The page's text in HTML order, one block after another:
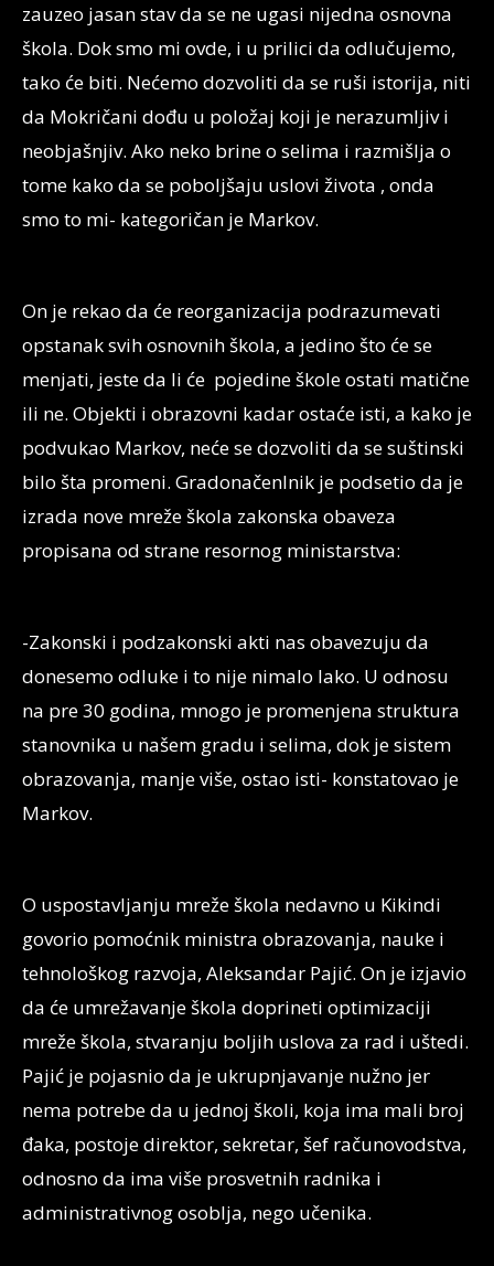
zauzeo jasan stav da se ne ugasi nijedna osnovna
škola. Dok smo mi ovde, i u prilici da odlučujemo,
tako će biti. Nećemo dozvoliti da se ruši istorija, niti
da Mokričani dođu u položaj koji je nerazumljiv i
neobjašnjiv. Ako neko brine o selima i razmišlja o
tome kako da se poboljšaju uslovi života , onda
smo to mi- kategoričan je Markov.
On je rekao da će reorganizacija podrazumevati
opstanak svih osnovnih škola, a jedino što će se
menjati, jeste da li će pojedine škole ostati matične
ili ne. Objekti i obrazovni kadar ostaće isti, a kako je
podvukao Markov, neće se dozvoliti da se suštinski
bilo šta promeni. Gradonačenlnik je podsetio da je
izrada nove mreže škola zakonska obaveza
propisana od strane resornog ministarstva:
-Zakonski i podzakonski akti nas obavezuju da
donesemo odluke i to nije nimalo lako. U odnosu
na pre 30 godina, mnogo je promenjena struktura
stanovnika u našem gradu i selima, dok je sistem
obrazovanja, manje više, ostao isti- konstatovao je
Markov.
O uspostavljanju mreže škola nedavno u Kikindi
govorio pomoćnik ministra obrazovanja, nauke i
tehnološkog razvoja, Aleksandar Pajić. On je izjavio
da će umrežavanje škola doprineti optimizaciji
mreže škola, stvaranju boljih uslova za rad i uštedi.
Pajić je pojasnio da je ukrupnjavanje nužno jer
nema potrebe da u jednoj školi, koja ima mali broj
đaka, postoje direktor, sekretar, šef računovodstva,
odnosno da ima više prosvetnih radnika i
administrativnog osoblja, nego učenika.